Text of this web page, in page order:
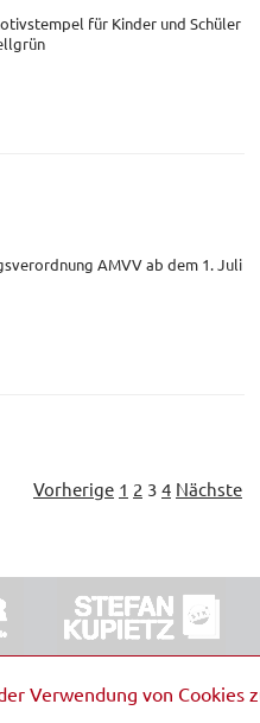
Verwendung von Cookies
für Kinder und Schüler
AMVV ab dem 1. Juli
Vorherige 1 2 3 4 Nächste
Impressum